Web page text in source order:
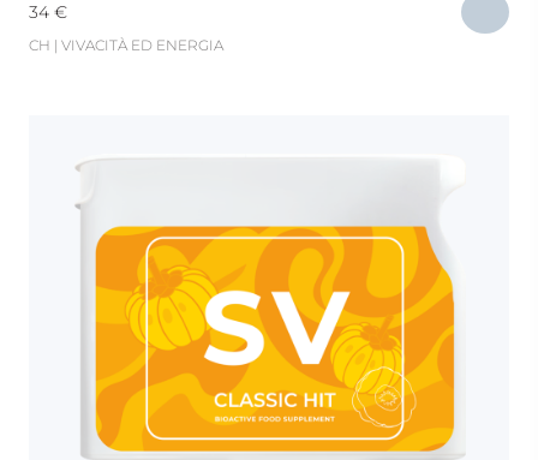
34 €
CH | VIVACITÀ ED ENERGIA